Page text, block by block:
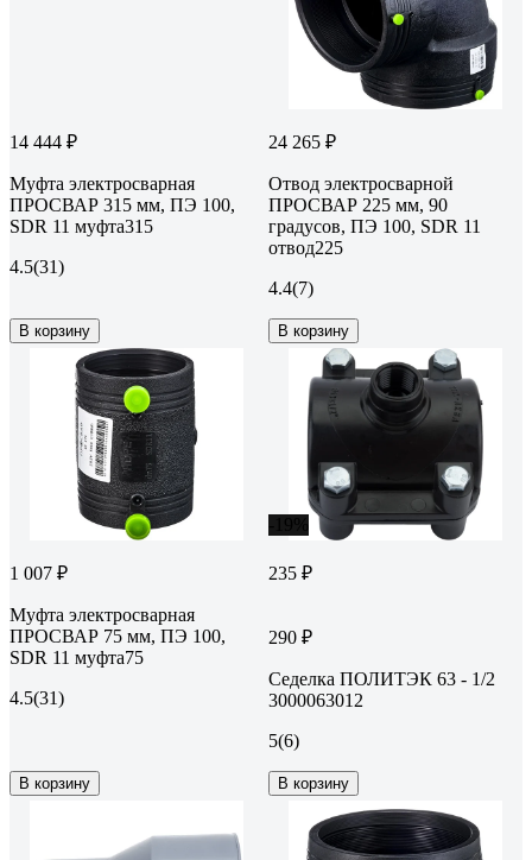
14 444 ₽
Муфта электросварная
ПРОСВАР 315 мм, ПЭ 100,
SDR 11 муфта315
4.5(31)
В корзину
24 265 ₽
Отвод электросварной
ПРОСВАР 225 мм, 90
градусов, ПЭ 100, SDR 11
отвод225
4.4(7)
В корзину
1 007 ₽
Муфта электросварная
ПРОСВАР 75 мм, ПЭ 100,
SDR 11 муфта75
4.5(31)
В корзину
235 ₽
290 ₽
Седелка ПОЛИТЭК 63 - 1/2
3000063012
5(6)
В корзину